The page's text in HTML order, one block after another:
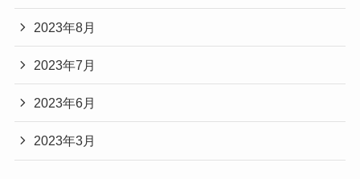
2023年8月
2023年7月
2023年6月
2023年3月